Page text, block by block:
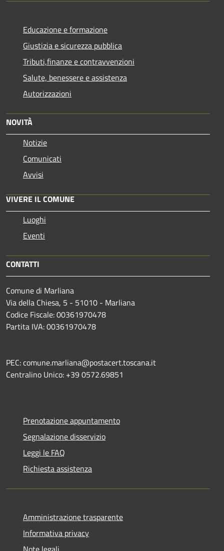
Educazione e formazione
Giustizia e sicurezza pubblica
Tributi,finanze e contravvenzioni
Salute, benessere e assistenza
Autorizzazioni
NOVITÀ
Notizie
Comunicati
Avvisi
VIVERE IL COMUNE
Luoghi
Eventi
CONTATTI
Comune di Marliana
Via della Chiesa, 5 - 51010 - Marliana
Codice Fiscale: 00361970478
Partita IVA: 00361970478
PEC: comune.marliana@postacert.toscana.it
Centralino Unico: +39 0572.69851
Prenotazione appuntamento
Segnalazione disservizio
Leggi le FAQ
Richiesta assistenza
Amministrazione trasparente
Informativa privacy